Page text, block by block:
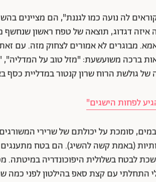
לה נועה כמו לגננת", הם מציינים
איזה דגדוג, תוצאה של טפח ראשון שנחשף
מבוגרים לא אמורים לצחוק מזה. עם
ברכה משועשעת: "מזל טוב על המדליה",
של גולשת הרוח שרון קנטור במדליית כסף
לפחות הישגים"
סומכת על יכולתם של שרירי
(באמת קשה להשיג). הם בטח מתענגים
לבטח בשלולית היפוכונדריה במיטתה.
התחלתי עם קצת סאפ בהילטון לפני כמה